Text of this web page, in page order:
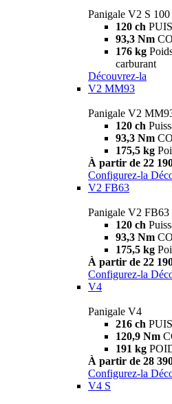
Panigale V2 S 100
120 ch
93,3 Nm
176 kg
carburant
Découvrez-la
V2 MM93
Panigale V2
120 ch
93,3 Nm
175,5 kg
À partir de 22
Configurez-la
V2 FB63
Panigale V2 FB63
120 ch
93,3 Nm
175,5 kg
À partir de 22
Configurez-la
V4
Panigale V4
216 ch
120,9 Nm
191 kg
À partir de 28
Configurez-la
V4 S